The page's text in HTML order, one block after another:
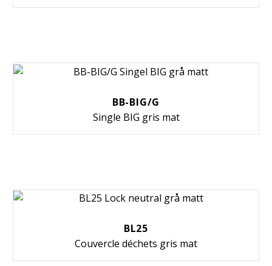
BB-BIG/G
Single BIG gris mat
BL25
Couvercle déchets gris mat